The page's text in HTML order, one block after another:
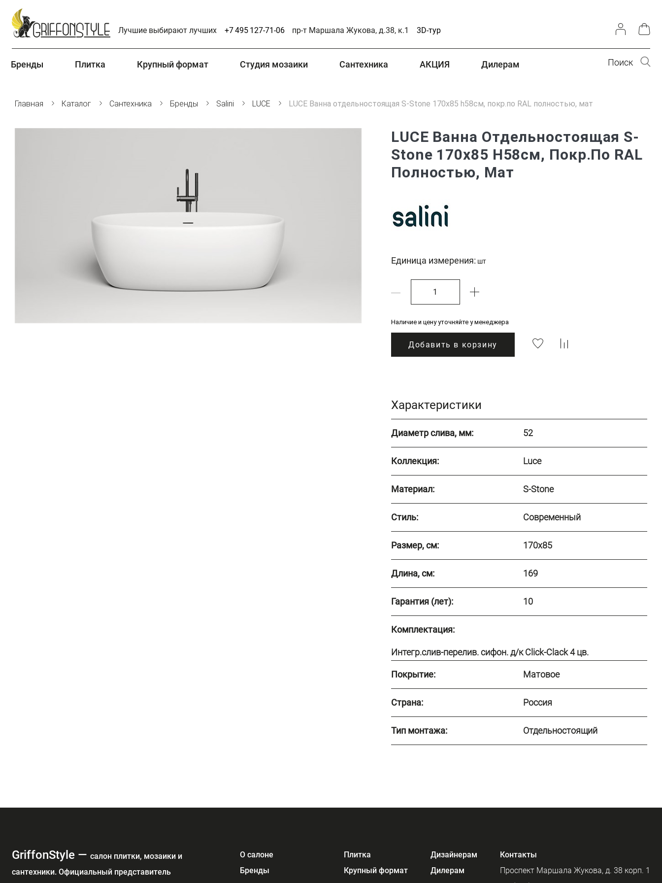
Лучшие выбирают лучших +7 495 127-71-06 пр-т Маршала Жукова, д.38, к.1 3D-тур
Бренды Плитка Крупный формат Студия мозаики Сантехника АКЦИЯ Дилерам Поиск
Главная Каталог Сантехника Бренды Salini LUCE LUCE Ванна отдельностоящая S-Stone 170x85 h58см, покр.по RAL полностью, мат
LUCE Ванна Отдельностоящая S-
Stone 170x85 H58см, Покр.по RAL
Полностью, Мат
Единица измерения: шт
Наличие и цену уточняйте у менеджера
Добавить в корзину
Характеристики
Диаметр слива, мм: 52
Коллекция: Luce
Материал: S-Stone
Стиль: Современный
Размер, см: 170x85
Длина, см: 169
Гарантия (лет): 10
Комплектация:
Интегр.слив-перелив. сифон. д/к Click-Clack 4 цв.
Покрытие: Матовое
Страна: Россия
Тип монтажа: Отдельностоящий
GriffonStyle — cалон плитки, мозаики и
сантехники. Официальный представитель
О салоне
Бренды
Плитка
Крупный формат
Дизайнерам
Дилерам
Контакты
Проспект Маршала Жукова, д. 38 корп. 1